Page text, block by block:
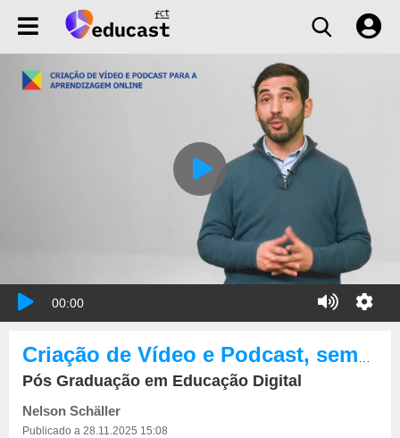
00:00
Pós Graduação em Educação Digital
Nelson Schäller
Publicado a 28.11.2025 15:08